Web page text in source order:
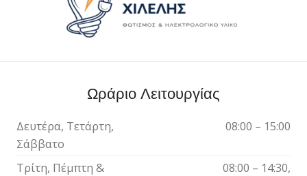
Ωράριο Λειτουργίας
Δευτέρα, Τετάρτη,
Σάββατο
08:00 – 15:00
Τρίτη, Πέμπτη &
08:00 – 14:30,